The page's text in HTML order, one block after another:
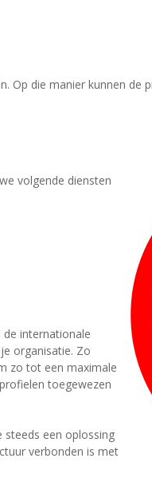
Op die manier kunnen de
volgende diensten
de internationale
organisatie. Zo
zo tot een maximale
toegewezen
steeds een oplossing
verbonden is met